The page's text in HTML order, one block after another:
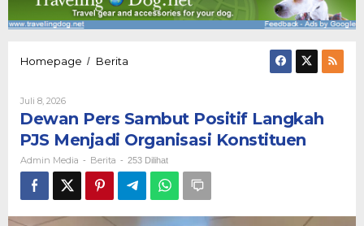
Homepage / Berita
Langkah
PJS
Menjadi
Organisasi
Konstituen
Juli 8, 2026Oleh
Media
Dewan Pers Sambut Positif Langkah
PJS Menjadi Organisasi Konstituen
Admin Media - Berita - 253 Dilihat